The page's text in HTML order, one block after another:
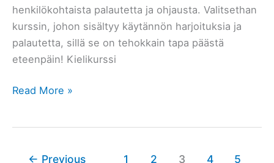
henkilökohtaista palautetta ja ohjausta. Valitsethan
kurssin, johon sisältyy käytännön harjoituksia ja
palautetta, sillä se on tehokkain tapa päästä
eteenpäin! Kielikurssi
Kielikurssi
Read More »
← Previous 1 2 3 4 5